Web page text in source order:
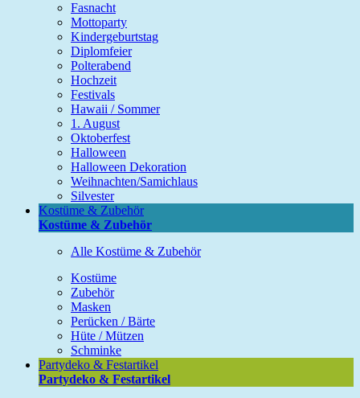
Fasnacht
Mottoparty
Kindergeburtstag
Diplomfeier
Polterabend
Hochzeit
Festivals
Hawaii / Sommer
1. August
Oktoberfest
Halloween
Halloween Dekoration
Weihnachten/Samichlaus
Silvester
Kostüme & Zubehör
Kostüme & Zubehör
Alle Kostüme & Zubehör
Kostüme
Zubehör
Masken
Perücken / Bärte
Hüte / Mützen
Schminke
Partydeko & Festartikel
Partydeko & Festartikel